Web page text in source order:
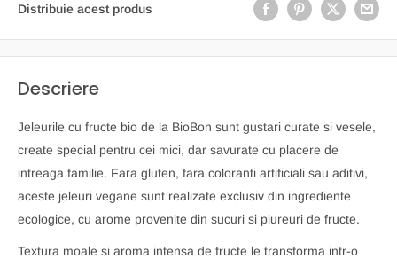
Distribuie acest produs
Descriere
Jeleurile cu fructe bio de la BioBon sunt gustari curate si vesele,
create special pentru cei mici, dar savurate cu placere de
intreaga familie. Fara gluten, fara coloranti artificiali sau aditivi,
aceste jeleuri vegane sunt realizate exclusiv din ingrediente
ecologice, cu arome provenite din sucuri si piureuri de fructe.
Textura moale si aroma intensa de fructe le transforma intr-o